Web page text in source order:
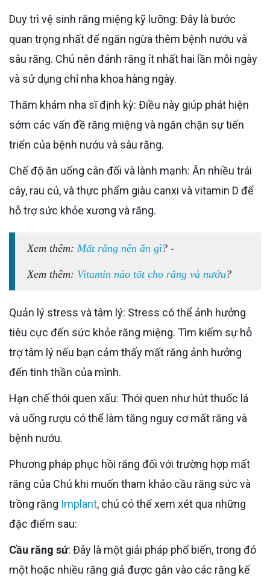
Duy trì vệ sinh răng miệng kỹ lưỡng: Đây là bước
quan trọng nhất để ngăn ngừa thêm bệnh nướu và
sâu răng. Chú nên đánh răng ít nhất hai lần mỗi ngày
và sử dụng chỉ nha khoa hàng ngày.
Thăm khám nha sĩ định kỳ: Điều này giúp phát hiện
sớm các vấn đề răng miệng và ngăn chặn sự tiến
triển của bệnh nướu và sâu răng.
Chế độ ăn uống cân đối và lành mạnh: Ăn nhiều trái
cây, rau củ, và thực phẩm giàu canxi và vitamin D để
hỗ trợ sức khỏe xương và răng.
Xem thêm: Mất răng nên ăn gì? -
Xem thêm: Vitamin nào tốt cho răng và nướu?
Quản lý stress và tâm lý: Stress có thể ảnh hưởng
tiêu cực đến sức khỏe răng miệng. Tìm kiếm sự hỗ
trợ tâm lý nếu bạn cảm thấy mất răng ảnh hưởng
đến tinh thần của mình.
Hạn chế thói quen xấu: Thói quen như hút thuốc lá
và uống rượu có thể làm tăng nguy cơ mất răng và
bệnh nướu.
Phương pháp phục hồi răng đối với trường hợp mất
răng của Chú khi muốn tham khảo cầu răng sức và
trồng răng Implant, chú có thể xem xét qua những
đặc điểm sau:
Cầu răng sứ: Đây là một giải pháp phổ biến, trong đó
một hoặc nhiều răng giả được gắn vào các răng kế